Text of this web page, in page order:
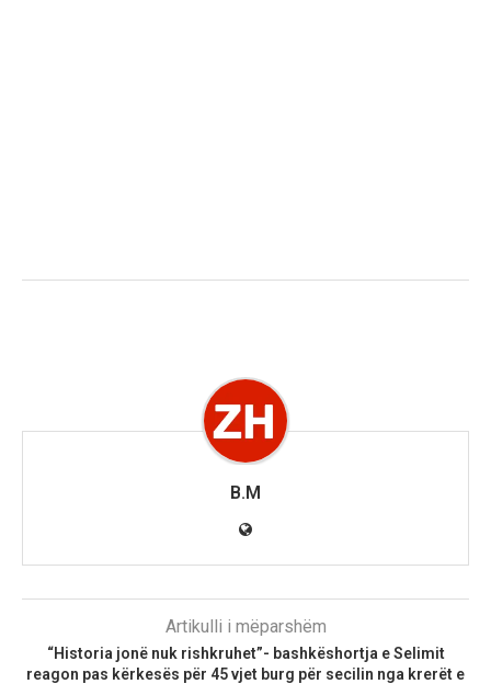
B.M
Artikulli i mëparshëm
“Historia jonë nuk rishkruhet”- bashkëshortja e Selimit
reagon pas kërkesës për 45 vjet burg për secilin nga krerët e